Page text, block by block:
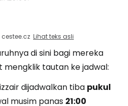
Lihat teks asli
di sini bagi mereka
tautan ke jadwal:
dijadwalkan tiba pukul
musim panas 21:00